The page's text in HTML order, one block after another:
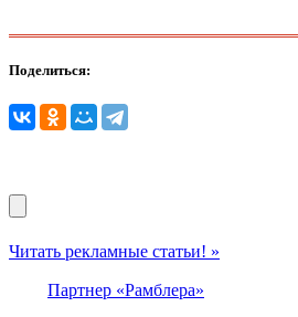
Поделиться:
Читать рекламные статьи! »
Партнер «Рамблера»